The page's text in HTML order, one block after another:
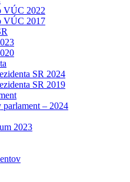
VÚC 2022
VÚC 2017
SR 2024
SR 2019
parlament – 2024
2023